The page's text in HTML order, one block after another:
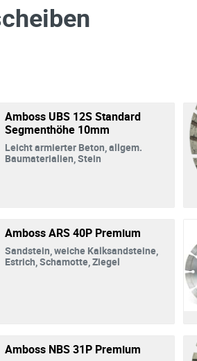
Amboss UBS 12S Standard
Segmenthöhe 10mm
Leicht armierter Beton, allgem.
Baumaterialien, Stein
Amboss ARS 40P Premium
Sandstein, weiche Kalksandsteine,
Estrich, Schamotte, Ziegel
Amboss NBS 31P Premium